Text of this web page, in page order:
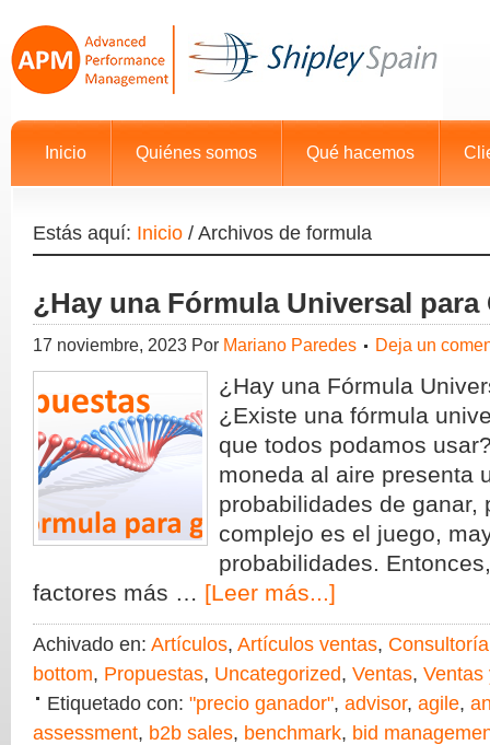
Inicio Quiénes somos Qué hacemos
Estás aquí: Inicio / Archivos de formula
¿Hay una Fórmula Universal para
17 noviembre, 2023 Por Mariano Paredes Deja un
¿Hay una Fórmula
¿Existe una fórmula
que todos podamos
moneda al aire presenta
probabilidades de ganar,
complejo es el juego,
probabilidades.
factores más … [Leer más...]
Achivado en: Artículos, Artículos ventas, Consultoría
bottom, Propuestas, Uncategorized, Ventas, Ventas
Etiquetado con: "precio ganador", advisor, agile,
assessment, b2b sales, benchmark, bid